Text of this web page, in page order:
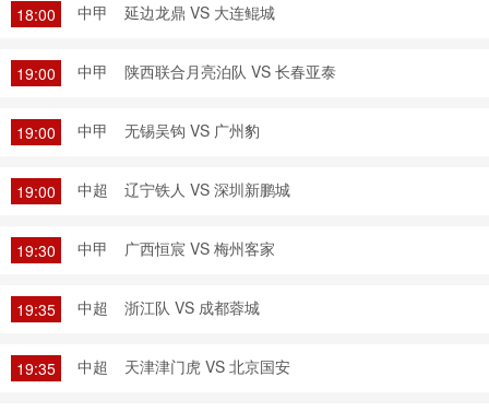
18:00
中甲 延边龙鼎 VS 大连鲲城
19:00 中甲 陕西联合月亮泊队 VS 长春亚泰
19:00 中甲 无锡吴钩 VS 广州豹
19:00 中超 辽宁铁人 VS 深圳新鹏城
19:30 中甲 广西恒宸 VS 梅州客家
19:35 中超 浙江队 VS 成都蓉城
19:35 中超 天津津门虎 VS 北京国安